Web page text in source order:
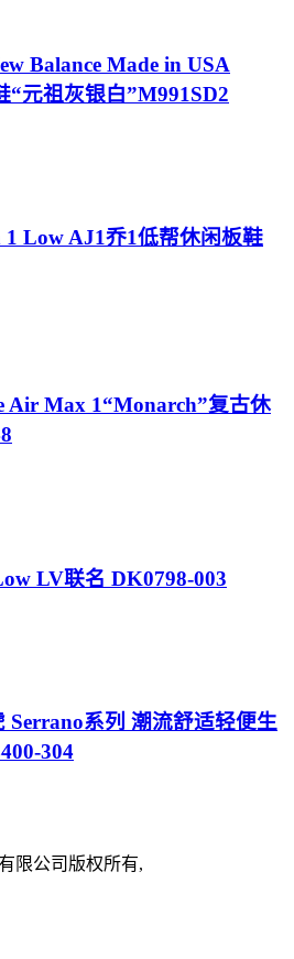
Balance Made in USA
“元祖灰银白”M991SD2
Low AJ1乔1低帮休闲板鞋
Air Max 1“Monarch”复古休
LV联名 DK0798-003
Serrano系列 潮流舒适轻便生
304
限公司版权所有,